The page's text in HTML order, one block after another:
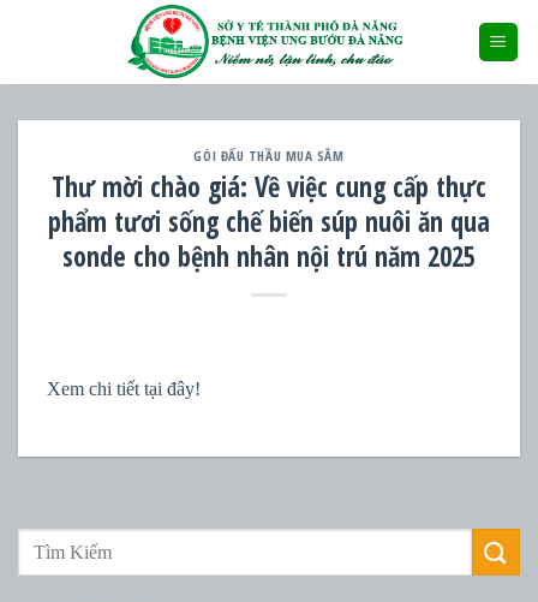
GÓI ĐẤU THẦU MUA SẮM
Thư mời chào giá: Về việc cung cấp thực
phẩm tươi sống chế biến súp nuôi ăn qua
sonde cho bệnh nhân nội trú năm 2025
Xem chi tiết tại đây!